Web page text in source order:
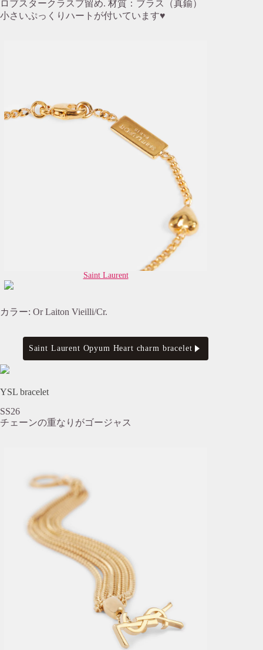
ロブスタークラスプ留め. 材質：ブラス（真鍮）
小さいぷっくりハートが付いています♥
Saint Laurent
カラー: Or Laiton Vieilli/Cr.
Saint Laurent Opyum Heart charm bracelet
YSL bracelet
SS26
チェーンの重なりがゴージャス